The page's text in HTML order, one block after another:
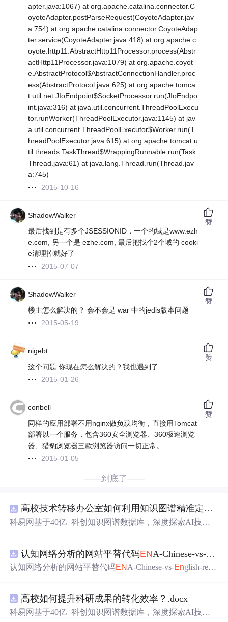
apter.java:1067) at org.apache.catalina.connector.C
oyoteAdapter.postParseRequest(CoyoteAdapter.jav
a:754) at org.apache.catalina.connector.CoyoteAdap
ter.service(CoyoteAdapter.java:418) at org.apache.c
oyote.http11.AbstractHttp11Processor.process(Abstr
actHttp11Processor.java:1079) at org.apache.coyot
e.AbstractProtocol$AbstractConnectionHandler.proc
ess(AbstractProtocol.java:625) at org.apache.tomca
t.util.net.JIoEndpoint$SocketProcessor.run(JIoEndpo
int.java:316) at java.util.concurrent.ThreadPoolExecu
tor.runWorker(ThreadPoolExecutor.java:1145) at jav
a.util.concurrent.ThreadPoolExecutor$Worker.run(T
hreadPoolExecutor.java:615) at org.apache.tomcat.u
til.threads.TaskThread$WrappingRunnable.run(Task
Thread.java:61) at java.lang.Thread.run(Thread.jav
a:745)
2015-10-16
ShadowWalker
最后找到是有多个JSESSIONID，一个的域是www.ezh
e.com, 另一个是 ezhe.com, 最后把找个2个域的 cooki
e清理掉就好了
2015-07-07
赞
ShadowWalker
楼主怎么解决的？ 会不会是 war 中的jedis版本问题
2015-05-19
赞
nigebt
这个问题 你现在怎么解决的？我也遇到了
2015-01-26
赞
conbell
同样的应用部署不用nginx做负载均衡，直接用Tomcat
部署以一个服务，包含360安全浏览器、360极速浏览
器、猎豹浏览器三款浏览器访问一切正常。
2015-01-05
赞
——到底了——
高校技术转移办公室如何利用知识图谱精准定位产业需求与技术适配点？.docx
科易网基于40亿+科创知识图谱数据库，深度探索AI技术
新领域的AI+数智化解决方案，推动科技创新与产业创新
智能化发展。
认知网络分析的网站平替代码ENA-Chinese-vs-En
认知网络分析的网站平替代码EN A-Chinese-vs-English-repr
高校如何提升科研成果的转化效率？.docx
科易网基于40亿+科创知识图谱数据库，深度探索AI技术